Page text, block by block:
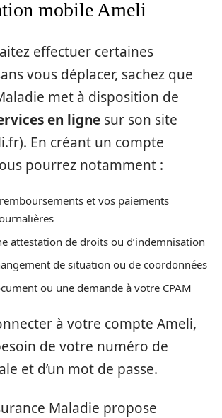
mobile Ameli
effectuer certaines
vous déplacer, sachez que
met à disposition de
en ligne sur son site
En créant un compte
pourrez notamment :
et vos paiements
attestation de droits ou d’indemnisation
de situation ou de coordonnées
ou une demande à votre CPAM
à votre compte Ameli,
de votre numéro de
et d’un mot de passe.
Maladie propose